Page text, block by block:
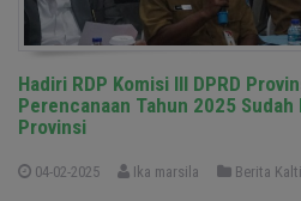
Hadiri RDP Komisi III DPRD
Perencanaan Tahun 2025
Provinsi
04-02-2025 Ika marsila Berita